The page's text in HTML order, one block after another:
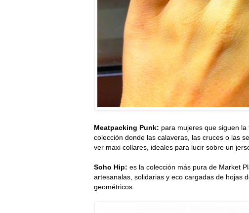
Meatpacking Punk: para mujeres que siguen
colección donde las calaveras, las cruces o las
ver maxi collares, ideales para lucir sobre un
Soho Hip: es la colección más pura de Market
artesanalas, solidarias y eco cargadas de hojas
geométricos.